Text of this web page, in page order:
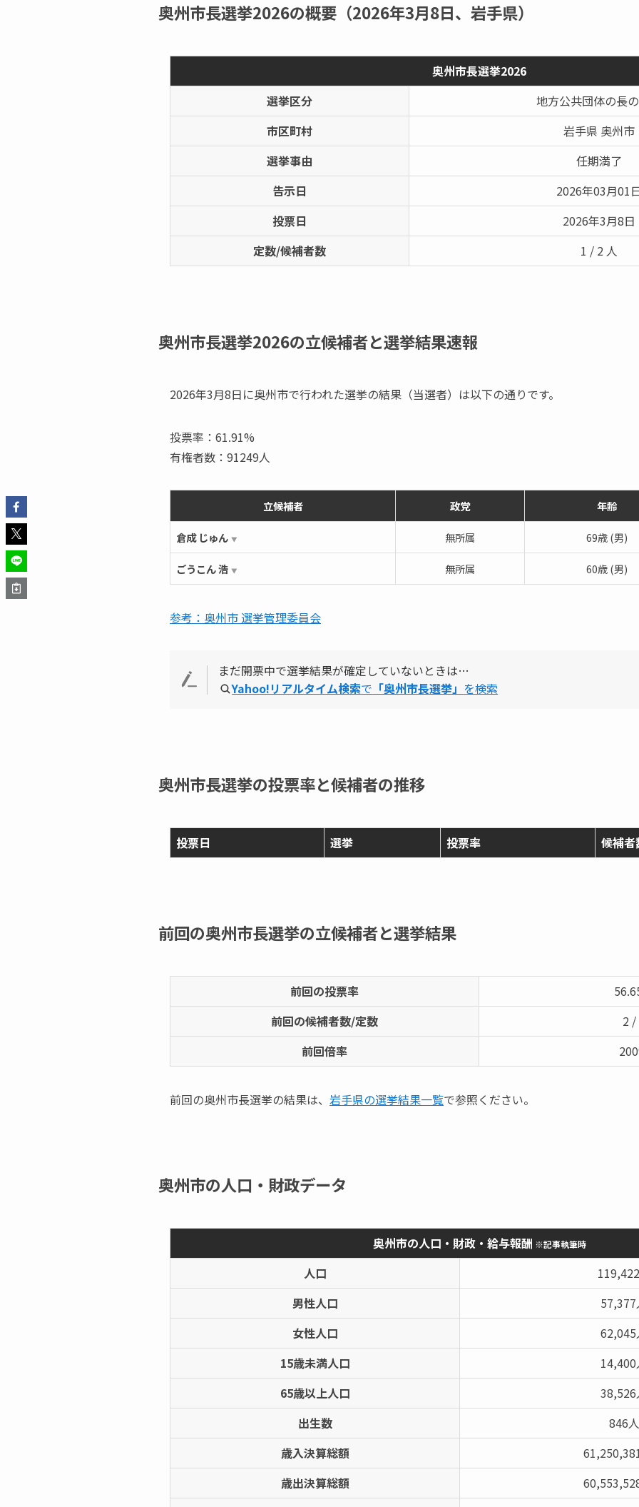
奥州市長選挙2026の概要（2026年3月8日、岩手県）
奥州市長選挙2026
選挙区分
地方公共団体の長
市区町村
岩手県 奥州市
選挙事由
任期満了
告示日
2026年03月01
投票日
2026年3月8日
定数/候補者数
1 / 2 人
奥州市長選挙2026の立候補者と選挙結果速報
2026年3月8日に奥州市で行われた選挙の結果（当選者）は以下の通りです。
投票率：61.91%
有権者数：91249人
立候補者 政党 年齢
倉成 じゅん ▼ 無所属 69歳 (男)
ごうこん 浩 ▼ 無所属 60歳 (男)
参考：奥州市 選挙管理委員会
まだ開票中で選挙結果が確定していないときは…
Yahoo!リアルタイム検索で 「奥州市長選挙」 を検索
奥州市長選挙の投票率と候補者の推移
投票日 選挙 投票率 候補者
前回の奥州市長選挙の立候補者と選挙結果
前回の投票率
前回の候補者数/定数
2 /
前回倍率
前回の奥州市長選挙の結果は、 岩手県の選挙結果一覧で参照ください。
奥州市の人口・財政データ
奥州市の人口・財政・給与報酬 ※記事執筆時
人口
男性人口
女性人口
62,045
15歳未満人口
65歳以上人口
38,526
出生数
846人
歳入決算総額
歳出決算総額